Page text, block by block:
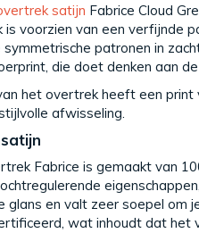
satijn Fabrice Cloud
voorzien van een verfijnde
symmetrische patronen in
die doet denken aan
het overtrek heeft een
afwisseling.
Fabrice is gemaakt van
glans en valt zeer soepel om
wat inhoudt dat het